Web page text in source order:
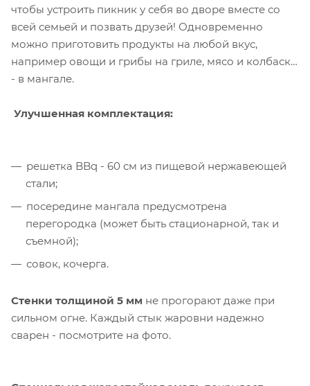
чтобы устроить пикник у себя во дворе вместе со
всей семьей и позвать друзей! Одновременно
можно приготовить продукты на любой вкус,
например овощи и грибы на гриле, мясо и колбаски
- в мангале.
Улучшенная комплектация:
решетка BBq - 60 см из пищевой нержавеющей
стали;
посередине мангала предусмотрена
перегородка (может быть стационарной, так и
съемной);
совок, кочерга.
Стенки толщиной 5 мм не прогорают даже при
сильном огне. Каждый стык жаровни надежно
сварен - посмотрите на фото.